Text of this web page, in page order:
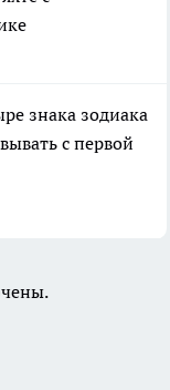
знака зодиака
с первой